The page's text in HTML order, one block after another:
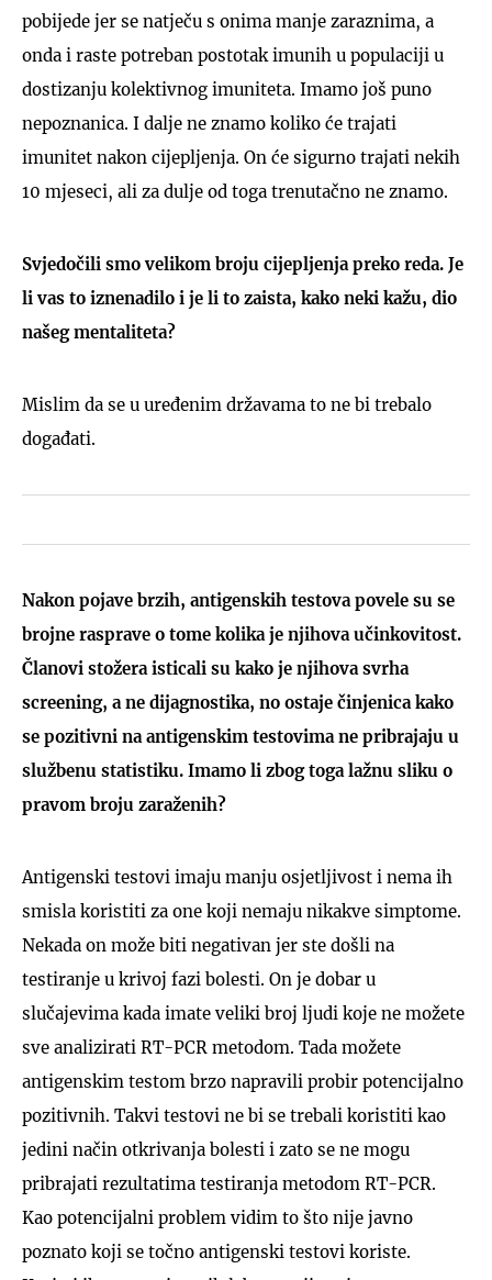
pobijede jer se natječu s onima manje zaraznima, a
onda i raste potreban postotak imunih u populaciji u
dostizanju kolektivnog imuniteta. Imamo još puno
nepoznanica. I dalje ne znamo koliko će trajati
imunitet nakon cijepljenja. On će sigurno trajati nekih
10 mjeseci, ali za dulje od toga trenutačno ne znamo.
Svjedočili smo velikom broju cijepljenja preko reda. Je
li vas to iznenadilo i je li to zaista, kako neki kažu, dio
našeg mentaliteta?
Mislim da se u uređenim državama to ne bi trebalo
događati.
Nakon pojave brzih, antigenskih testova povele su se
brojne rasprave o tome kolika je njihova učinkovitost.
Članovi stožera isticali su kako je njihova svrha
screening, a ne dijagnostika, no ostaje činjenica kako
se pozitivni na antigenskim testovima ne pribrajaju u
službenu statistiku. Imamo li zbog toga lažnu sliku o
pravom broju zaraženih?
Antigenski testovi imaju manju osjetljivost i nema ih
smisla koristiti za one koji nemaju nikakve simptome.
Nekada on može biti negativan jer ste došli na
testiranje u krivoj fazi bolesti. On je dobar u
slučajevima kada imate veliki broj ljudi koje ne možete
sve analizirati RT-PCR metodom. Tada možete
antigenskim testom brzo napravili probir potencijalno
pozitivnih. Takvi testovi ne bi se trebali koristiti kao
jedini način otkrivanja bolesti i zato se ne mogu
pribrajati rezultatima testiranja metodom RT-PCR.
Kao potencijalni problem vidim to što nije javno
poznato koji se točno antigenski testovi koriste.